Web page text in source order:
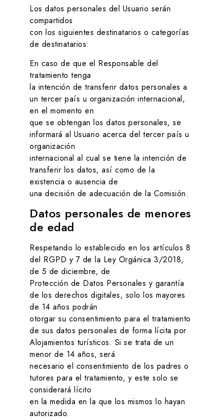
Los datos personales del Usuario serán
compartidos
con los siguientes destinatarios o categorías
de destinatarios:
En caso de que el Responsable del
tratamiento tenga
la intención de transferir datos personales a
un tercer país u organización internacional,
en el momento en
que se obtengan los datos personales, se
informará al Usuario acerca del tercer país u
organización
internacional al cual se tiene la intención de
transferir los datos, así como de la
existencia o ausencia de
una decisión de adecuación de la Comisión.
Datos personales de menores
de edad
Respetando lo establecido en los artículos 8
del RGPD y 7 de la Ley Orgánica 3/2018,
de 5 de diciembre, de
Protección de Datos Personales y garantía
de los derechos digitales, solo los mayores
de 14 años podrán
otorgar su consentimiento para el tratamiento
de sus datos personales de forma lícita por
Alojamientos turísticos. Si se trata de un
menor de 14 años, será
necesario el consentimiento de los padres o
tutores para el tratamiento, y este solo se
considerará lícito
en la medida en la que los mismos lo hayan
autorizado.